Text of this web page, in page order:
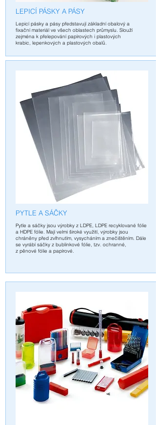
LEPICÍ PÁSKY A PÁSY
Lepicí pásky a pásy představují základní obalový a
fixační materiál ve všech oblastech průmyslu. Slouží
zejména k přelepování papírových i plastových
krabic, lepenkových a plastových obalů.
PYTLE A SÁČKY
Pytle a sáčky jsou výrobky z LDPE, LDPE recyklované fólie
a HDPE fólie. Mají velmi široké využití, výrobky jsou
chráněny před zvlhnutím, vysycháním a znečištěním. Dále
se vyrábí sáčky z bublinkové fólie, tzv. ochranné,
z pěnové fólie a papírové.